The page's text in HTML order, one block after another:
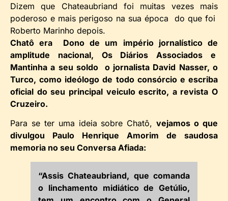
Dizem que Chateaubriand foi muitas vezes mais
poderoso e mais perigoso na sua época do que foi
Roberto Marinho depois.
Chatô era Dono de um império jornalístico de
amplitude nacional, Os Diários Associados e
Mantinha a seu soldo o jornalista David Nasser, o
Turco, como ideólogo de todo consórcio e escriba
oficial do seu principal veiculo escrito, a revista O
Cruzeiro.
Para se ter uma ideia sobre Chatô,vejamos o que
divulgou Paulo Henrique Amorim de saudosa
memoria no seu Conversa Afiada:
“Assis Chateaubriand, que comanda
o linchamento midiático de Getúlio,